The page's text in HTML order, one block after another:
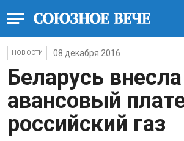
НОВОСТИ 08 декабря 2016
Беларусь внесла
авансовый
российский газ